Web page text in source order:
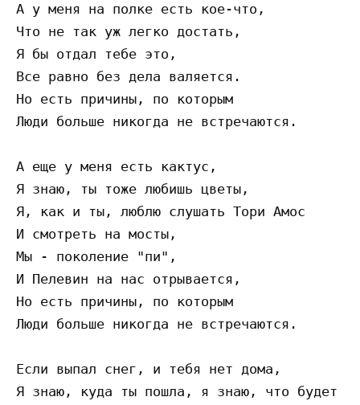
А у меня на полке есть кое-что,
Что не так уж легко достать,
Я бы отдал тебе это,
Все равно без дела валяется.
Но есть причины, по которым
Люди больше никогда не встречаются.
А еще у меня есть кактус,
Я знаю, ты тоже любишь цветы,
Я, как и ты, люблю слушать Тори Амос
И смотреть на мосты,
Мы - поколение "пи",
И Пелевин на нас отрывается,
Но есть причины, по которым
Люди больше никогда не встречаются.
Если выпал снег, и тебя нет дома,
Я знаю, куда ты пошла, я знаю, что будет